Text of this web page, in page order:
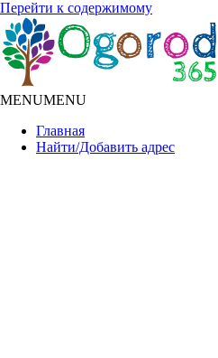
Перейти к содержимому
MENUMENU
Главная
Найти/Добавить адрес